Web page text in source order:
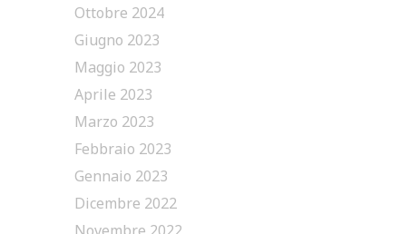
Ottobre 2024
Giugno 2023
Maggio 2023
Aprile 2023
Marzo 2023
Febbraio 2023
Gennaio 2023
Dicembre 2022